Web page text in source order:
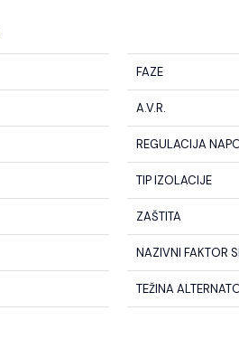
FAZE
A.V.R.
REGULACIJA
TIP IZOLACIJE
ZAŠTITA
NAZIVNI FAKTOR
TEŽINA